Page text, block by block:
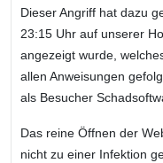
Dieser Angriff hat dazu
23:15 Uhr auf unserer
angezeigt wurde,
allen Anweisungen
als Besucher
Das reine Öffnen der
nicht zu einer Infektion